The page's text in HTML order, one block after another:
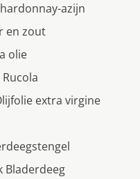
azijn
en zout
olie
Rucola
extra virgine
Bladerdeeg